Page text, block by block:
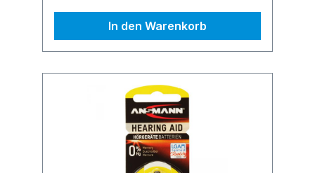
In den Warenkorb